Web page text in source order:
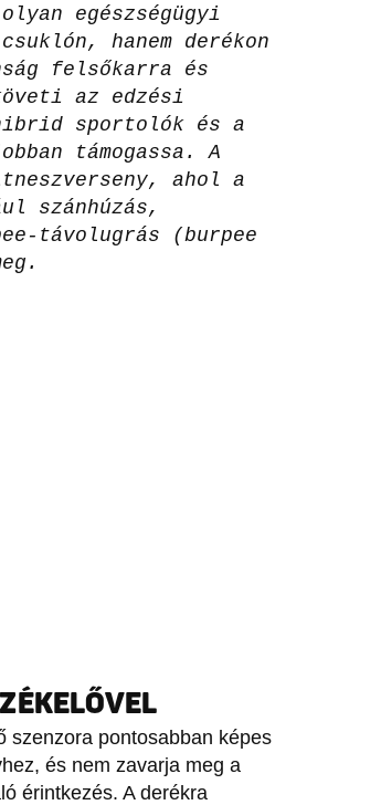
egészségügyi
hanem derékon
felsőkarra és
az edzési
sportolók és a
támogassa. A
ahol a
szánhúzás,
távolugrás (burpee
szenzora pontosabban képes
és nem zavarja meg a
érintkezés. A derékra